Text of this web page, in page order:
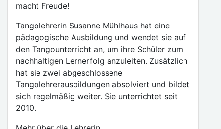
macht Freude!
Tangolehrerin Susanne Mühlhaus hat eine
pädagogische Ausbildung und wendet sie auf
den Tangounterricht an, um ihre Schüler zum
nachhaltigen Lernerfolg anzuleiten. Zusätzlich
hat sie zwei abgeschlossene
Tangolehrerausbildungen absolviert und bildet
sich regelmäßig weiter. Sie unterrichtet seit
2010.